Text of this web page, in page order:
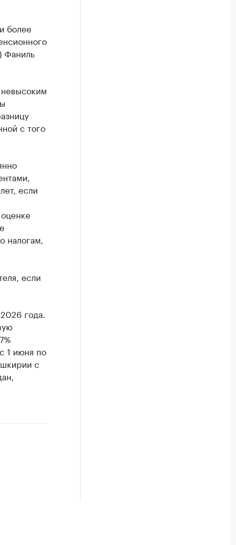
более
Фаниль
с того
если
налогам,
если
года.
1 июня по
с